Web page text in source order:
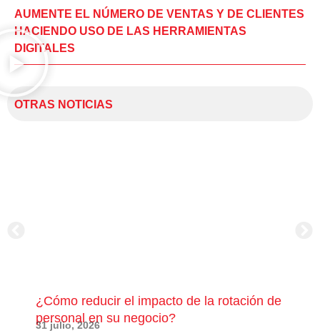
AUMENTE EL NÚMERO DE VENTAS Y DE CLIENTES
HACIENDO USO DE LAS HERRAMIENTAS
DIGITALES
OTRAS NOTICIAS
¿Cómo reducir el impacto de la rotación de
personal en su negocio?
31 julio, 2026